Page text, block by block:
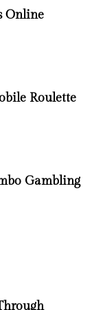
Online
Roulette
Gambling